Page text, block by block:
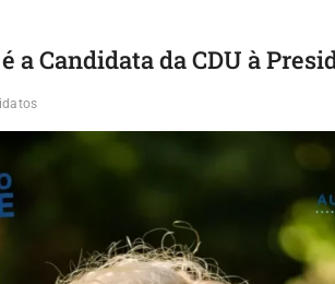
a Candidata da CDU à